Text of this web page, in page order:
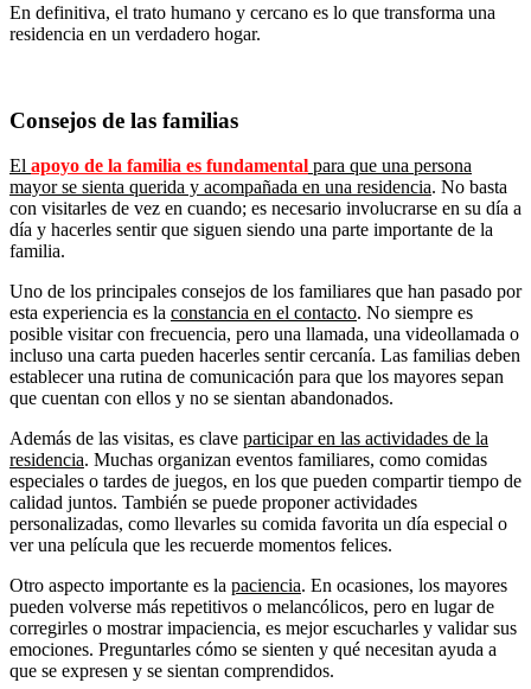
En definitiva, el trato humano y cercano es lo que transforma una
residencia en un verdadero hogar.
Consejos de las familias
El apoyo de la familia es fundamental para que una persona
mayor se sienta querida y acompañada en una residencia. No basta
con visitarles de vez en cuando; es necesario involucrarse en su día a
día y hacerles sentir que siguen siendo una parte importante de la
familia.
Uno de los principales consejos de los familiares que han pasado por
esta experiencia es la constancia en el contacto. No siempre es
posible visitar con frecuencia, pero una llamada, una videollamada o
incluso una carta pueden hacerles sentir cercanía. Las familias deben
establecer una rutina de comunicación para que los mayores sepan
que cuentan con ellos y no se sientan abandonados.
Además de las visitas, es clave participar en las actividades de la
residencia. Muchas organizan eventos familiares, como comidas
especiales o tardes de juegos, en los que pueden compartir tiempo de
calidad juntos. También se puede proponer actividades
personalizadas, como llevarles su comida favorita un día especial o
ver una película que les recuerde momentos felices.
Otro aspecto importante es la paciencia. En ocasiones, los mayores
pueden volverse más repetitivos o melancólicos, pero en lugar de
corregirles o mostrar impaciencia, es mejor escucharles y validar sus
emociones. Preguntarles cómo se sienten y qué necesitan ayuda a
que se expresen y se sientan comprendidos.